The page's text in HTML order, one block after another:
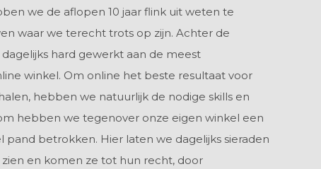
we de aflopen 10 jaar flink uit weten te
waar we terecht trots op zijn. Achter de
hard gewerkt aan de meest
winkel. Om online het beste resultaat voor
hebben we natuurlijk de nodige skills en
hebben we tegenover onze eigen winkel een
pand betrokken. Hier laten we dagelijks sieraden
en komen ze tot hun recht, door